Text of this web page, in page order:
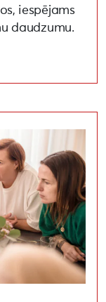
iespējams
daudzumu.